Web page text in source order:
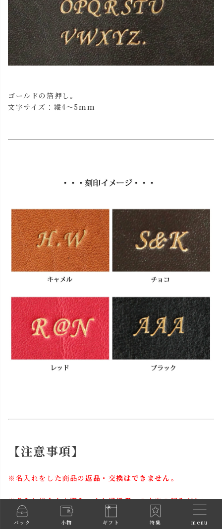
バック 小物 ギフト 特集 menu
ゴールドの箔押し。
文字サイズ：縦4～5mm
【注意事項】
※名入れをした商品の返品・交換はできません。
※名入れ代金を未購入、また通信欄への文字の記入がない
場合、ご注文は保留とさせていただきます。
通常の納期でお届けができなくなりますのでご注意下さ